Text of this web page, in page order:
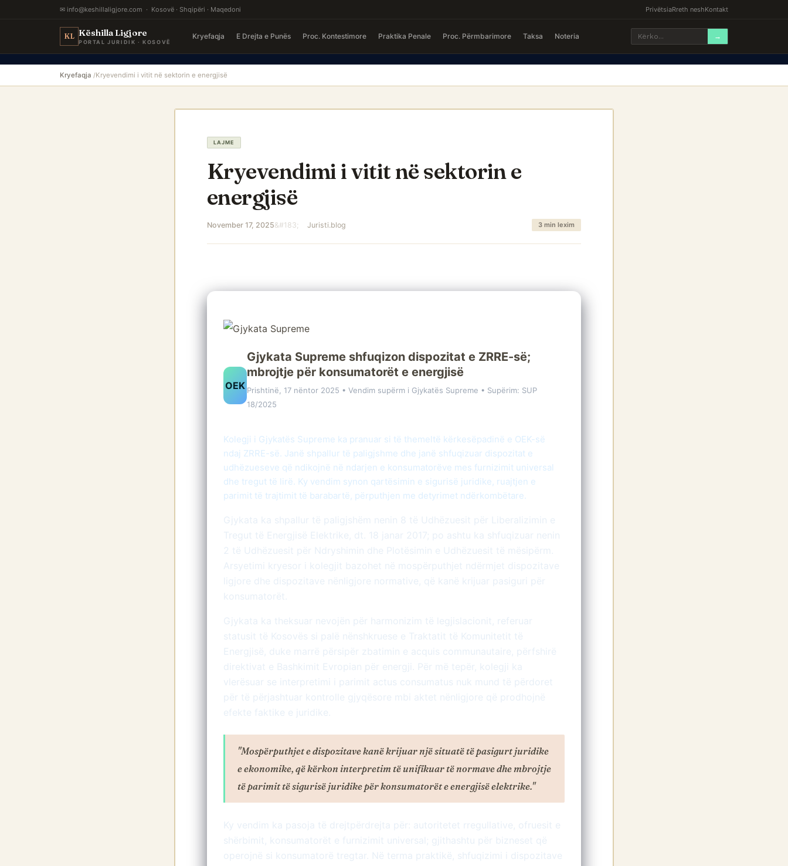
✉ info@keshillaligjore.com · Kosovë · Shqipëri · Maqedoni PrivëtsiaRreth neshKontakt
KL Këshilla Ligjore
PORTAL JURIDIK · KOSOVË
Kryefaqja E Drejta e Punës Proc. Kontestimore Praktika Penale Proc. Përmbarimore Taksa Noteria →
Kryefaqja Kryevendimi i vitit në sektorin e energjisë
LAJME
Kryevendimi i vitit në sektorin e
energjisë
November 17, 2025 Juristi.blog 3 min lexim
OEK
Gjykata Supreme shfuqizon dispozitat e ZRRE-së;
mbrojtje për konsumatorët e energjisë
Prishtinë, 17 nëntor 2025 • Vendim supërm i Gjykatës Supreme • Supërim: SUP
18/2025
Kolegji i Gjykatës Supreme ka pranuar si të themeltë kërkesëpadinë e OEK-së
ndaj ZRRE-së. Janë shpallur të paligjshme dhe janë shfuqizuar dispozitat e
udhëzueseve që ndikojnë në ndarjen e konsumatorëve mes furnizimit universal
dhe tregut të lirë. Ky vendim synon qartësimin e sigurisë juridike, ruajtjen e
parimit të trajtimit të barabartë, përputhjen me detyrimet ndërkombëtare.
Gjykata ka shpallur të paligjshëm nenin 8 të Udhëzuesit për Liberalizimin e
Tregut të Energjisë Elektrike, dt. 18 janar 2017; po ashtu ka shfuqizuar nenin
2 të Udhëzuesit për Ndryshimin dhe Plotësimin e Udhëzuesit të mësipërm.
Arsyetimi kryesor i kolegjit bazohet në mospërputhjet ndërmjet dispozitave
ligjore dhe dispozitave nënligjore normative, që kanë krijuar pasiguri për
konsumatorët.
Gjykata ka theksuar nevojën për harmonizim të legjislacionit, referuar
statusit të Kosovës si palë nënshkruese e Traktatit të Komunitetit të
Energjisë, duke marrë përsipër zbatimin e acquis communautaire, përfshirë
direktivat e Bashkimit Evropian për energji. Për më tepër, kolegji ka
vlerësuar se interpretimi i parimit actus consumatus nuk mund të përdoret
për të përjashtuar kontrolle gjyqësore mbi aktet nënligjore që prodhojnë
efekte faktike e juridike.
"Mospërputhjet e dispozitave kanë krijuar një situatë të pasigurt juridike
e ekonomike, që kërkon interpretim të unifikuar të normave dhe mbrojtje
të parimit të sigurisë juridike për konsumatorët e energjisë elektrike."
Ky vendim ka pasoja të drejtpërdrejta për: autoritetet rregullative, ofruesit e
shërbimit, konsumatorët e furnizimit universal; gjithashtu për bizneset që
operojnë si konsumatorë tregtar. Në terma praktikë, shfuqizimi i dispozitave